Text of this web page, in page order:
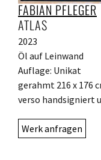
FABIAN PFLEGER
ATLAS
2023
Öl auf Leinwand
Auflage: Unikat
gerahmt 216 x 176
verso handsigniert
Werk anfragen